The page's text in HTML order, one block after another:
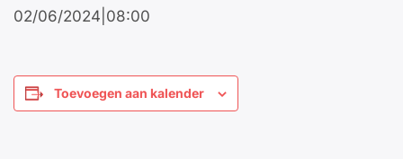
02/06/2024|08:00
Toevoegen aan kalender